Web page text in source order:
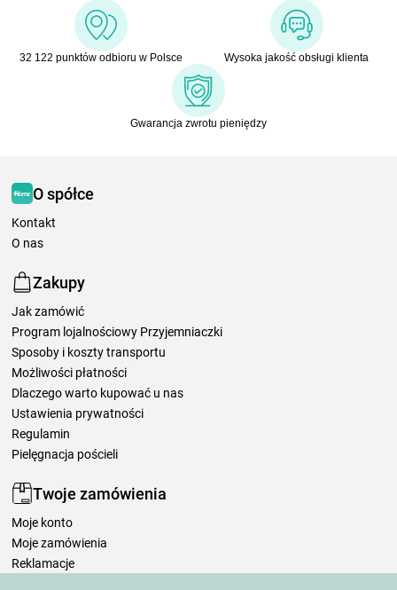
32 122 punktów odbioru w Polsce Wysoka jakość obsługi klienta
Gwarancja zwrotu pieniędzy
O spółce
Kontakt
O nas
Zakupy
Jak zamówić
Program lojalnościowy Przyjemniaczki
Sposoby i koszty transportu
Możliwości płatności
Dlaczego warto kupować u nas
Ustawienia prywatności
Regulamin
Pielęgnacja pościeli
Twoje zamówienia
Moje konto
Moje zamówienia
Reklamacje